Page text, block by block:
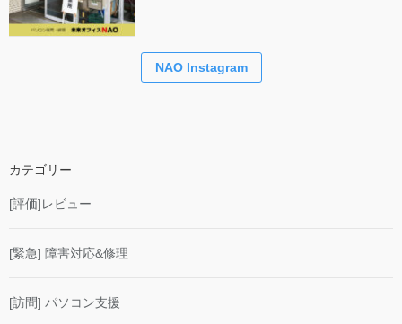
NAO Instagram
カテゴリー
[評価]レビュー
[緊急] 障害対応&修理
[訪問] パソコン支援